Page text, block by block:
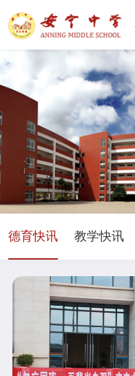
德育快讯 教学快讯